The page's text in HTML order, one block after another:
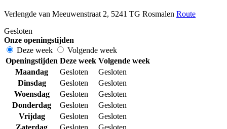
Verlengde van Meeuwenstraat 2, 5241 TG Rosmalen Route
Gesloten
Onze openingstijden
Deze week
Volgende week
Openingstijden Deze week Volgende week
Maandag
Gesloten
Gesloten
Dinsdag
Gesloten
Gesloten
Woensdag
Gesloten
Gesloten
Donderdag
Gesloten
Gesloten
Vrijdag
Gesloten
Gesloten